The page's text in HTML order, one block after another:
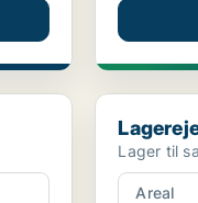
Lager til
Areal